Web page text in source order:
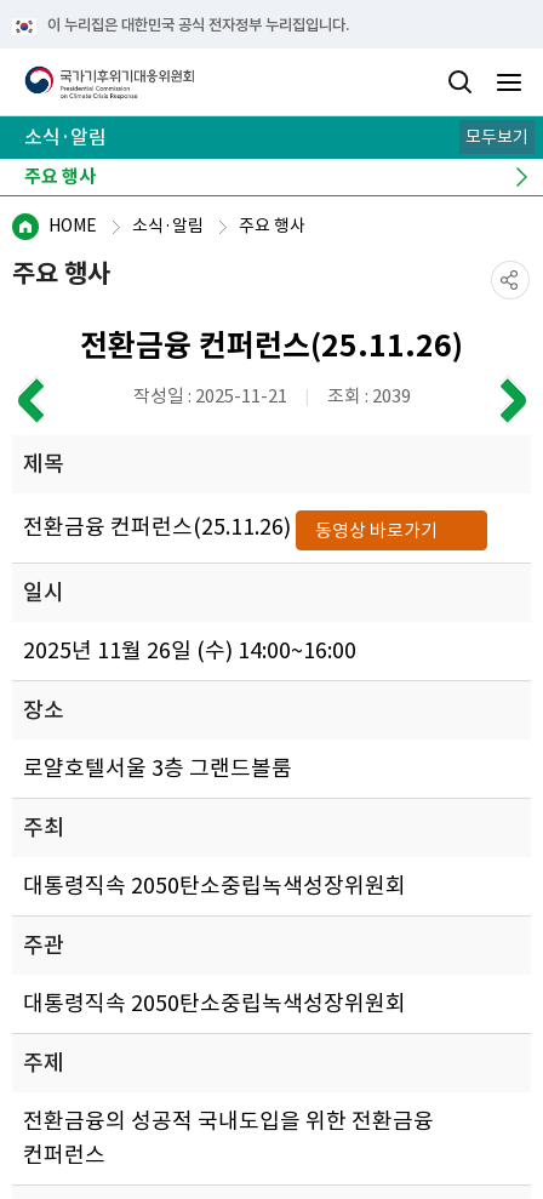
이 누리집은 대한민국 공식 전자정부 누리집입니다.
소식·알림
공지사항
보도자료
오늘의 주요기사
주요 행사
유관사이트
모두보기
HOME 소식·알림 주요 행사
주요 행사
전환금융 컨퍼런스(25.11.26)
작성일 : 2025-11-21 조회 : 2039
제목
전환금융 컨퍼런스(25.11.26) 동영상 바로가기
일시
2025년 11월 26일 (수) 14:00~16:00
장소
로얄호텔서울 3층 그랜드볼룸
주최
대통령직속 2050탄소중립녹색성장위원회
주관
대통령직속 2050탄소중립녹색성장위원회
주제
전환금융의 성공적 국내도입을 위한 전환금융
컨퍼런스